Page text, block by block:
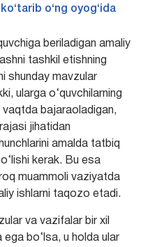
o‘ng oyog‘ida
beriladigan amaliy
tashkil etishning
shunday mavzular
ularga o‘quvchilarning
vaqtda bajaraoladigan,
jihatidan
amalda tatbiq
kerak. Bu esa
muammoli vaziyatda
ishlarni taqozo etadi.
va vazifalar bir xil
ega bo‘lsa, u holda ular